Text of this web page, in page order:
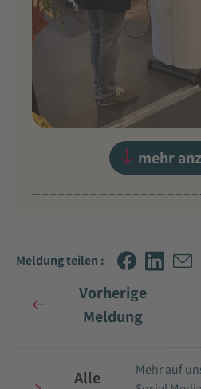
mehr
Meldung teilen :
Vorherige
Meldung
Alle
Mehr auf